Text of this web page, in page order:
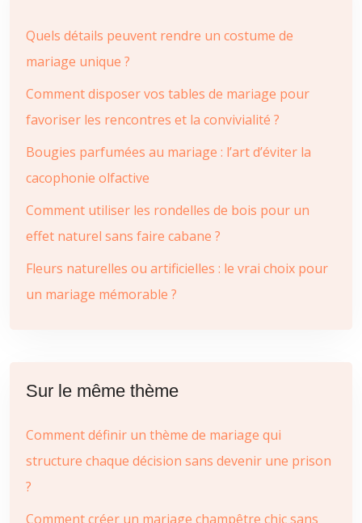
Quels détails peuvent rendre un costume de
mariage unique ?
Comment disposer vos tables de mariage pour
favoriser les rencontres et la convivialité ?
Bougies parfumées au mariage : l’art d’éviter la
cacophonie olfactive
Comment utiliser les rondelles de bois pour un
effet naturel sans faire cabane ?
Fleurs naturelles ou artificielles : le vrai choix pour
un mariage mémorable ?
Sur le même thème
Comment définir un thème de mariage qui
structure chaque décision sans devenir une prison
?
Comment créer un mariage champêtre chic sans